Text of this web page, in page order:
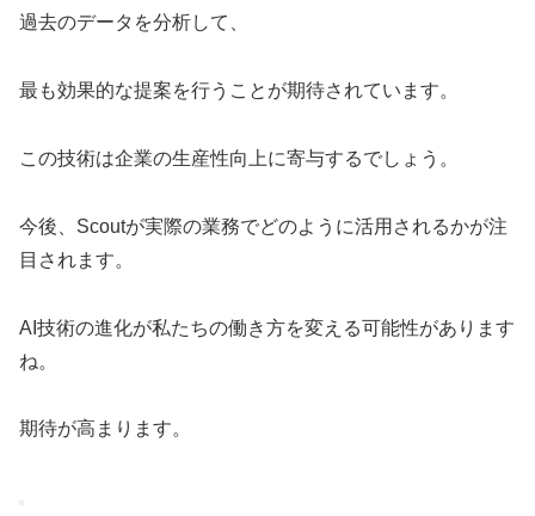
過去のデータを分析して、
最も効果的な提案を行うことが期待されています。
この技術は企業の生産性向上に寄与するでしょう。
今後、Scoutが実際の業務でどのように活用されるかが注
目されます。
AI技術の進化が私たちの働き方を変える可能性があります
ね。
期待が高まります。